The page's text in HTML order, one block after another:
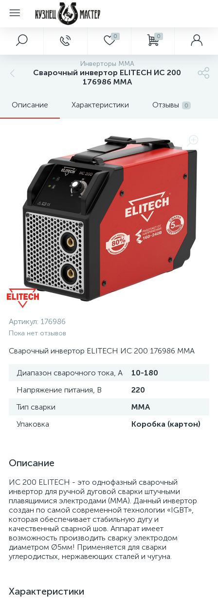
0 0
Инверторы MMA
Сварочный инвертор ELITECH ИС 200
176986 MMA
Описание Характеристики Отзывы 0
Артикул: 176986
Пока нет отзывов
Сварочный инвертор ELITECH ИС 200 176986 MMA
Диапазон сварочного тока, А
10-180
Напряжение питания, В
220
Тип сварки
MMA
Упаковка
Коробка (картон)
Описание
ИС 200 ELITECH - это однофазный сварочный
инвертор для ручной дуговой сварки штучными
плавящимися электродами (MMA). Данный инвертор
создан по самой современной технологии «IGBT»,
которая обеспечивает стабильную дугу и
качественный сварной шов. Аппарат имеет
возможность производить сварку электродом
диаметром Ø5мм! Применяется для сварки
углеродистых, нержавеющих сталей и чугуна.
Характеристики